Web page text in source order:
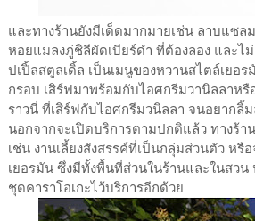
และทางร้านยังมีเด็ดมากมายเช่น ลาบแซ
หอยแมลงภู่ชิลีผัดเบียร์ดำ ที่ต้องลอง และ
ปเปิ้ลสตูลเดิ้ล เป็นเมนูของหวานสไตล์เย
กรอบ เสิร์ฟมาพร้อมกับไอศกรีมวานิลลาห
ราวนี่ ที่เสิร์ฟกับไอศกรีมวนิลลา จนอยากลิ้ม
นอกจากจะเปิดบริการตามปกติแล้ว ทางร้
เช่น งานเลี้ยงสังสรรค์ที่เป็นกลุ่มส่วนตัว ห
เยอรมัน ซึ่งมีทั้งพื้นที่ส่วนในร้านและในสว
ชุดคาราโอเกะไว้บริการอีกด้วย